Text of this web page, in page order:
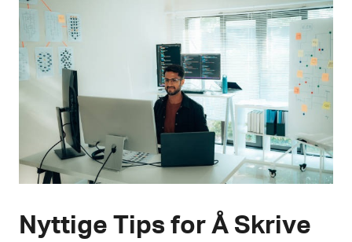
Nyttige Tips for Å Skrive